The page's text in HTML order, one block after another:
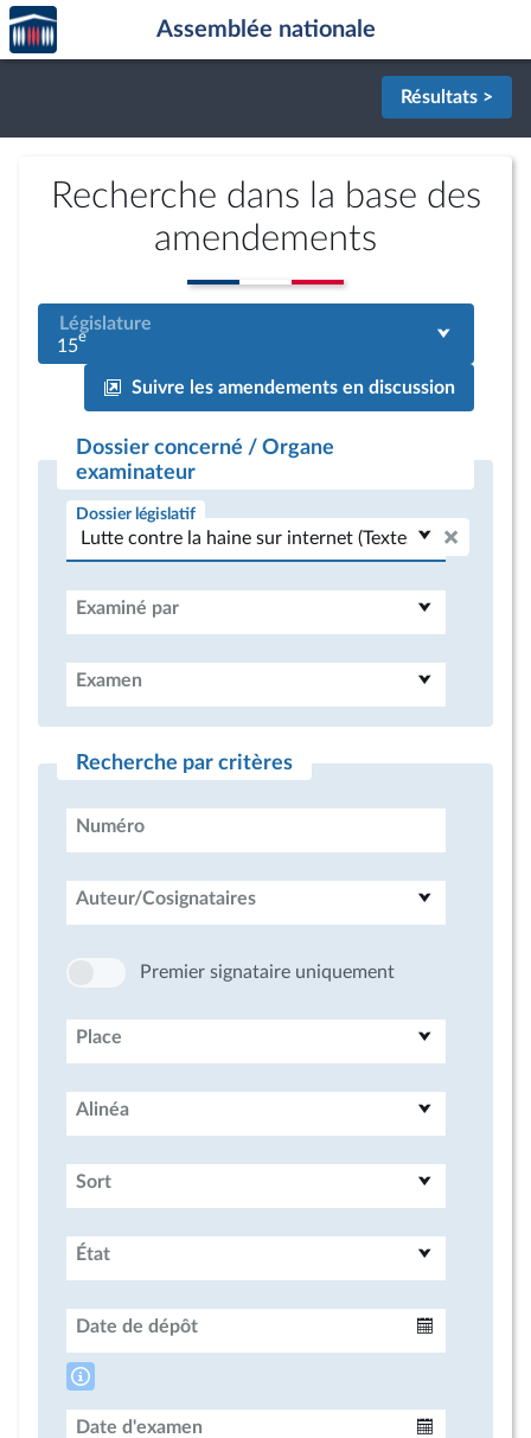
Aller au contenu
Aller en bas de la page
Accèder
à la
page
Assemblée nationale
Résultats >
Recherche dans la base des
amendements
Législature
15e
Suivre les amendements en discussion
Dossier concerné / Organe
examinateur
Dossier législatif
Examiné par
Examen
Recherche par critères
Numéro
Auteur/Cosignataires
Premier signataire uniquement
Place
Alinéa
Sort
État
Date de dépôt
Date d'examen